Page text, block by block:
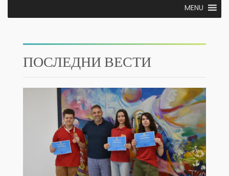
MENU
ПОСЛЕДНИ ВЕСТИ